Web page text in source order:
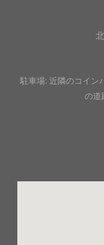
駐車場: 近隣のコイン
の道